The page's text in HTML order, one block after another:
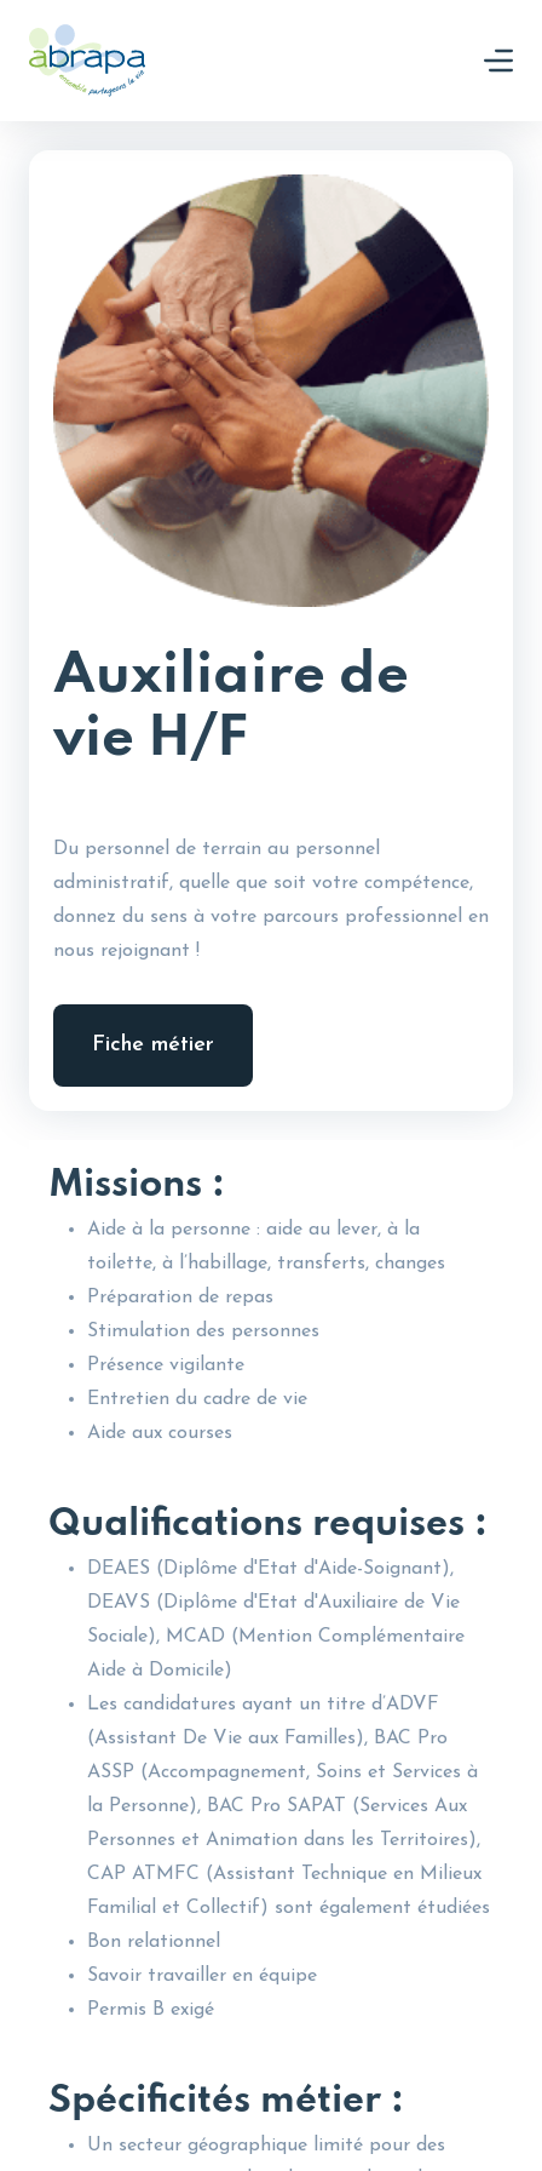
Auxiliaire de
vie H/F
Du personnel de terrain au personnel
administratif, quelle que soit votre compétence,
donnez du sens à votre parcours professionnel en
nous rejoignant !
Fiche métier
Missions :
Aide à la personne : aide au lever, à la
toilette, à l’habillage, transferts, changes
Préparation de repas
Stimulation des personnes
Présence vigilante
Entretien du cadre de vie
Aide aux courses
Qualifications requises :
DEAES (Diplôme d'Etat d'Aide-Soignant),
DEAVS (Diplôme d'Etat d'Auxiliaire de Vie
Sociale), MCAD (Mention Complémentaire
Aide à Domicile)
Les candidatures ayant un titre d’ADVF
(Assistant De Vie aux Familles), BAC Pro
ASSP (Accompagnement, Soins et Services à
la Personne), BAC Pro SAPAT (Services Aux
Personnes et Animation dans les Territoires),
CAP ATMFC (Assistant Technique en Milieux
Familial et Collectif) sont également étudiées
Bon relationnel
Savoir travailler en équipe
Permis B exigé
Spécificités métier :
Un secteur géographique limité pour des